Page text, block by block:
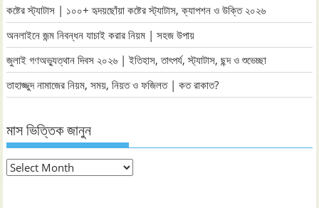
কষ্টের স্ট্যাটাস | ১০০+ হৃদয়ছোঁয়া কষ্টের স্ট্যাটাস, ক্যাপশন ও উক্তি ২০২৬
অনলাইনে জন্ম নিবন্ধন যাচাই করার নিয়ম | সহজ উপায়
জুলাই গণঅভ্যুত্থান দিবস ২০২৬ | ইতিহাস, তাৎপর্য, স্ট্যাটাস, ছন্দ ও শুভেচ্ছা
তাহাজ্জুদ নামাজের নিয়ম, সময়, নিয়ত ও ফজিলত | কত রাকাত?
মাস ভিত্তিক জানুন
মাস